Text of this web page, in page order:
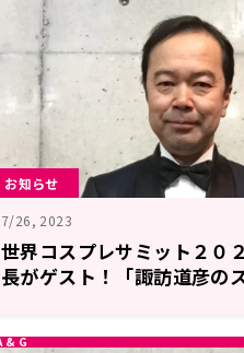
お知らせ
7/26, 2023
世界コスプレサミット２０
長がゲスト！「諏訪道彦の